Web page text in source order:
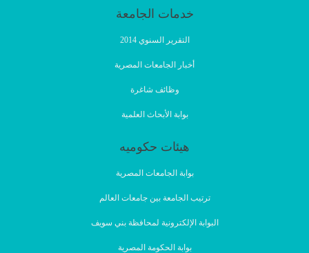
خدمات الجامعة
التقرير السنوي 2014
أخبار الجامعات المصرية
وظائف شاغرة
بوابة الأبحاث العلمية
هيئات حكوميه
بوابة الجامعات المصرية
ترتيب الجامعة بين جامعات العالم
البوابة الإلكترونية لمحافظة بني سويف
بوابة الحكومة المصرية